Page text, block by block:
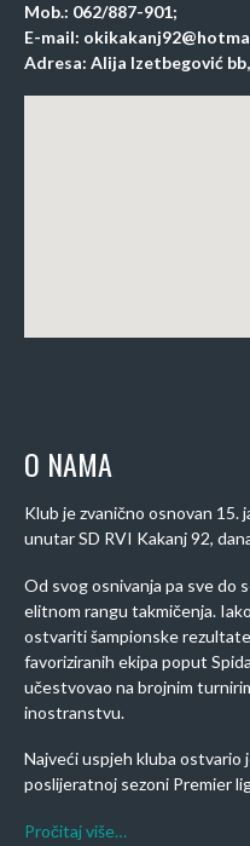
Mob.: 062/887-901;
E-mail:
Adresa: Alija Izetbegović
O NAMA
Klub je zvanično osnovan 15.
unutar SD RVI Kakanj 92,
Od svog osnivanja pa sve do
elitnom rangu takmičenja.
ostvariti šampionske
favoriziranih ekipa poput
učestvovao na brojnim
inostranstvu.
Najveći uspjeh kluba ostvario
poslijeratnoj sezoni Premier
Pročitaj više…